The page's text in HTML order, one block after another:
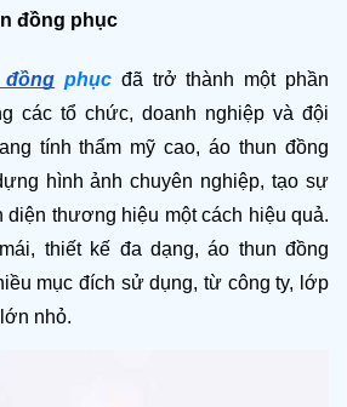
đồng phục
đồng phục đã trở thành một phần
các tổ chức, doanh nghiệp và đội
tính thẩm mỹ cao, áo thun đồng
hình ảnh chuyên nghiệp, tạo sự
diện thương hiệu một cách hiệu quả.
thiết kế đa dạng, áo thun đồng
mục đích sử dụng, từ công ty, lớp
nhỏ.